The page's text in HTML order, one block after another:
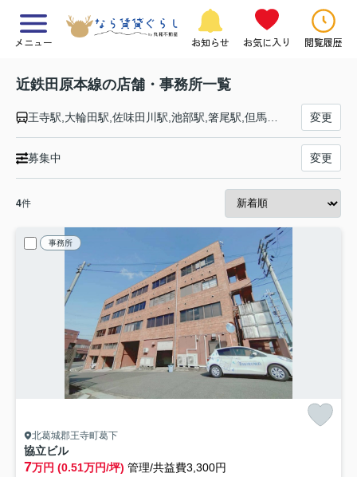
メニュー お知らせ お気に入り 閲覧履歴
近鉄田原本線の店舗・事務所一覧
変更
募集中 変更
4件
事務所
北葛城郡王寺町葛下
協立ビル
7万円 (0.51万円/坪) 管理/共益費3,300円